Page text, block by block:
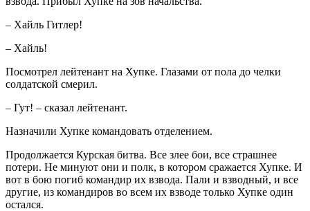
– Хайль Гитлер!
– Хайль!
Посмотрел лейтенант на Хупке. Глазами от пола до челки
солдатской смерил.
– Гут! – сказал лейтенант.
Назначили Хупке командовать отделением.
Продолжается Курская битва. Все злее бои, все страшнее
потери. Не минуют они и полк, в котором сражается Хупке. И
вот в бою погиб командир их взвода. Пали и взводный, и все
другие, из командиров во всем их взводе только Хупке один
остался.